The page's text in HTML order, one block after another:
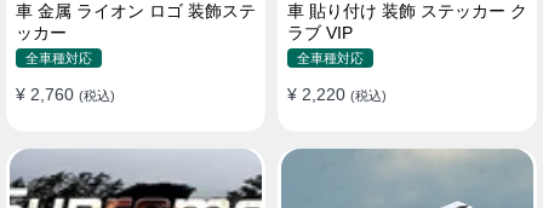
車 金属 ライオン ロゴ 装飾ステ
ッカー
全車種対応
¥ 2,760 (税込)
車 貼り付け 装飾 ステッカー ク
ラブ VIP
全車種対応
¥ 2,220 (税込)